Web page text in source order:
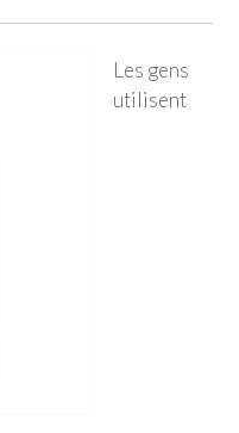
Les gens
utilisent